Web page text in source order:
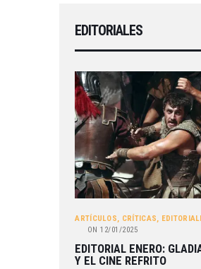
EDITORIALES
ARTÍCULOS, CRÍTICAS,
ON 12/01/2025
EDITORIAL ENERO:
Y EL CINE REFRITO